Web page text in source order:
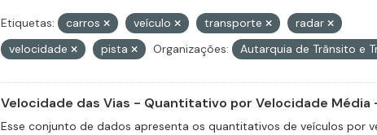
Etiquetas: carros veículo transporte
radar
velocidade
pista Organizações: Autarquia de Trânsito e
Velocidade das Vias - Quantitativo por Velocidade Média
Esse conjunto de dados apresenta os quantitativos de veículos por